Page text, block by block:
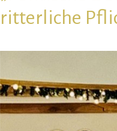
ritterliche